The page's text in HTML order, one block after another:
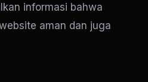
informasi bahwa
aman dan juga